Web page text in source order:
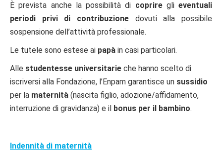
È prevista anche la possibilità di copriregli eventuali
periodi privi di contribuzione dovuti alla possibile
sospensione dell’attività professionale.
Le tutele sono estese ai papà in casi particolari.
Alle studentesse universitarie che hanno scelto di
iscriversi alla Fondazione, l’Enpam garantisce un sussidio
per la maternità (nascita figlio, adozione/affidamento,
interruzione di gravidanza) e il bonus per il bambino.
Indennità di maternità